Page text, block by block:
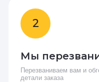
2
Мы
Перезваниваем вам и
детали заказа